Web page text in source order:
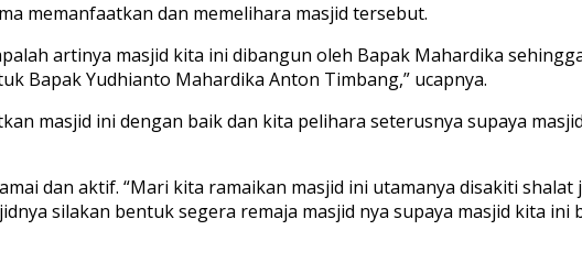
memanfaatkan dan memelihara masjid tersebut.
artinya masjid kita ini dibangun oleh Bapak Mahardika
Bapak Yudhianto Mahardika Anton Timbang,” ucapnya.
masjid ini dengan baik dan kita pelihara seterusnya supaya
dan aktif. “Mari kita ramaikan masjid ini utamanya disakiti
silakan bentuk segera remaja masjid nya supaya masjid kita